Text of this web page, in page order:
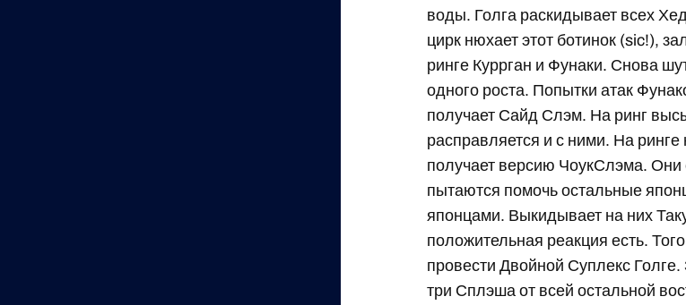
воды. Голга раскидывает всех
цирк нюхает этот ботинок (sic!),
ринге Куррган и Фунаки. Снова
одного роста. Попытки атак
получает Сайд Слэм. На ринг
расправляется и с ними. На
получает версию ЧоукСлэма. Они
пытаются помочь остальные
японцами. Выкидывает на них
положительная реакция есть.
провести Двойной Суплекс
три Сплэша от всей остальной